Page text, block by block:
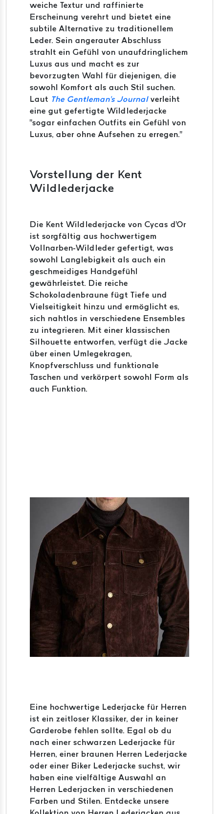
weiche Textur und raffinierte
Erscheinung verehrt und bietet eine
subtile Alternative zu traditionellem
Leder. Sein angerauter Abschluss
strahlt ein Gefühl von unaufdringlichem
Luxus aus und macht es zur
bevorzugten Wahl für diejenigen, die
sowohl Komfort als auch Stil suchen.
Laut The Gentleman's Journalverleiht
eine gut gefertigte Wildlederjacke
"sogar einfachen Outfits ein Gefühl von
Luxus, aber ohne Aufsehen zu erregen."
Vorstellung der Kent
Wildlederjacke
Die Kent Wildlederjacke von Cycas d'Or
ist sorgfältig aus hochwertigem
Vollnarben-Wildleder gefertigt, was
sowohl Langlebigkeit als auch ein
geschmeidiges Handgefühl
gewährleistet. Die reiche
Schokoladenbraune fügt Tiefe und
Vielseitigkeit hinzu und ermöglicht es,
sich nahtlos in verschiedene Ensembles
zu integrieren. Mit einer klassischen
Silhouette entworfen, verfügt die Jacke
über einen Umlegekragen,
Knopfverschluss und funktionale
Taschen und verkörpert sowohl Form als
auch Funktion.
Eine hochwertige Lederjacke für Herren
ist ein zeitloser Klassiker, der in keiner
Garderobe fehlen sollte. Egal ob du
nach einer schwarzen Lederjacke für
Herren, einer braunen Herren Lederjacke
oder einer Biker Lederjacke suchst, wir
haben eine vielfältige Auswahl an
Herren Lederjacken in verschiedenen
Farben und Stilen. Entdecke unsere